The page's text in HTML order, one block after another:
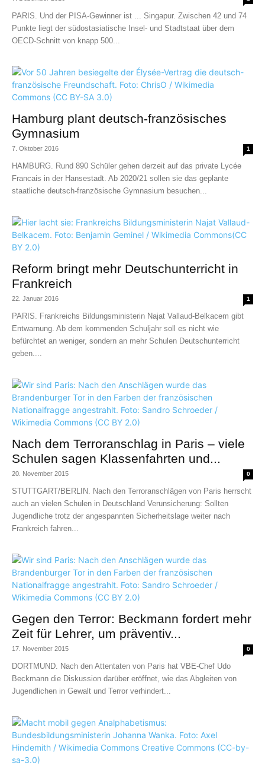
PARIS. Und der PISA-Gewinner ist ... Singapur. Zwischen 42 und 74
Punkte liegt der südostasiatische Insel- und Stadtstaat über dem
OECD-Schnitt von knapp 500...
Hamburg plant deutsch-französisches
Gymnasium
7. Oktober 2016 1
HAMBURG. Rund 890 Schüler gehen derzeit auf das private Lycée
Francais in der Hansestadt. Ab 2020/21 sollen sie das geplante
staatliche deutsch-französische Gymnasium besuchen...
Reform bringt mehr Deutschunterricht in
Frankreich
22. Januar 2016 1
PARIS. Frankreichs Bildungsministerin Najat Vallaud-Belkacem gibt
Entwarnung. Ab dem kommenden Schuljahr soll es nicht wie
befürchtet an weniger, sondern an mehr Schulen Deutschunterricht
geben....
Nach dem Terroranschlag in Paris – viele
Schulen sagen Klassenfahrten und...
20. November 2015 0
STUTTGART/BERLIN. Nach den Terroranschlägen von Paris herrscht
auch an vielen Schulen in Deutschland Verunsicherung: Sollten
Jugendliche trotz der angespannten Sicherheitslage weiter nach
Frankreich fahren...
Gegen den Terror: Beckmann fordert mehr
Zeit für Lehrer, um präventiv...
17. November 2015 0
DORTMUND. Nach den Attentaten von Paris hat VBE-Chef Udo
Beckmann die Diskussion darüber eröffnet, wie das Abgleiten von
Jugendlichen in Gewalt und Terror verhindert...